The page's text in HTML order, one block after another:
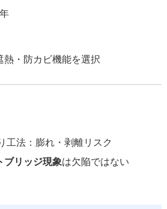
・防カビ機能を選択
工法：膨れ・剥離リスク
ブリッジ現象は欠陥ではない